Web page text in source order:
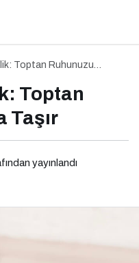
Toptan Ruhunuzu
Toptan
Taşır
yayınlandı
Ruhunuzu Raflara